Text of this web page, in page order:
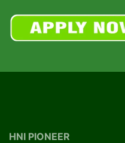
HNI PIONEER